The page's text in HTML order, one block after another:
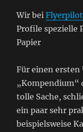
Wir beiFlyerpilot
Profile spezielle
Papier
Für einen ersten
„Kompendium“
tolle Sache,
ein paar sehr
beispielsweise